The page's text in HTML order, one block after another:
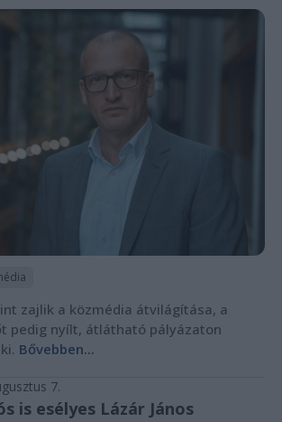
zajlik a közmédia átvilágítása, a
pedig nyílt, átlátható pályázaton
Bővebben...
7.
is esélyes Lázár János